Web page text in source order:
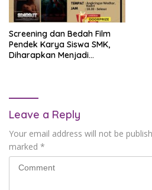
Screening dan Bedah Film
Pendek Karya Siswa SMK,
Diharapkan Menjadi
Leave a Reply
Your email address will not be
marked *